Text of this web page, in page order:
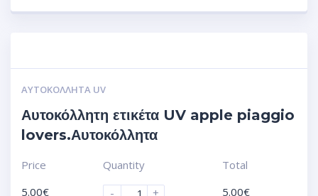
ΑΥΤΟΚΌΛΛΗΤΑ UV
Αυτοκόλλητη ετικέτα UV apple piaggio
lovers.Αυτοκόλλητα
Price
5.00€
Quantity
-
+
Total
5.00€